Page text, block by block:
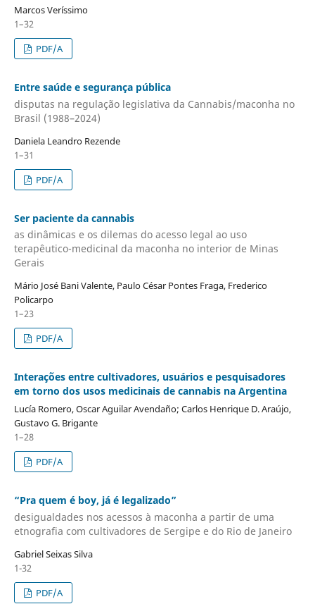
Marcos Veríssimo
1–32
PDF/A
Entre saúde e segurança pública
disputas na regulação legislativa da Cannabis/maconha no
Brasil (1988–2024)
Daniela Leandro Rezende
1–31
PDF/A
Ser paciente da cannabis
as dinâmicas e os dilemas do acesso legal ao uso
terapêutico-medicinal da maconha no interior de Minas
Gerais
Mário José Bani Valente, Paulo César Pontes Fraga, Frederico
Policarpo
1–23
PDF/A
Interações entre cultivadores, usuários e pesquisadores
em torno dos usos medicinais de cannabis na Argentina
Lucía Romero, Oscar Aguilar Avendaño; Carlos Henrique D. Araújo,
Gustavo G. Brigante
1–28
PDF/A
“Pra quem é boy, já é legalizado”
desigualdades nos acessos à maconha a partir de uma
etnografia com cultivadores de Sergipe e do Rio de Janeiro
Gabriel Seixas Silva
1-32
PDF/A